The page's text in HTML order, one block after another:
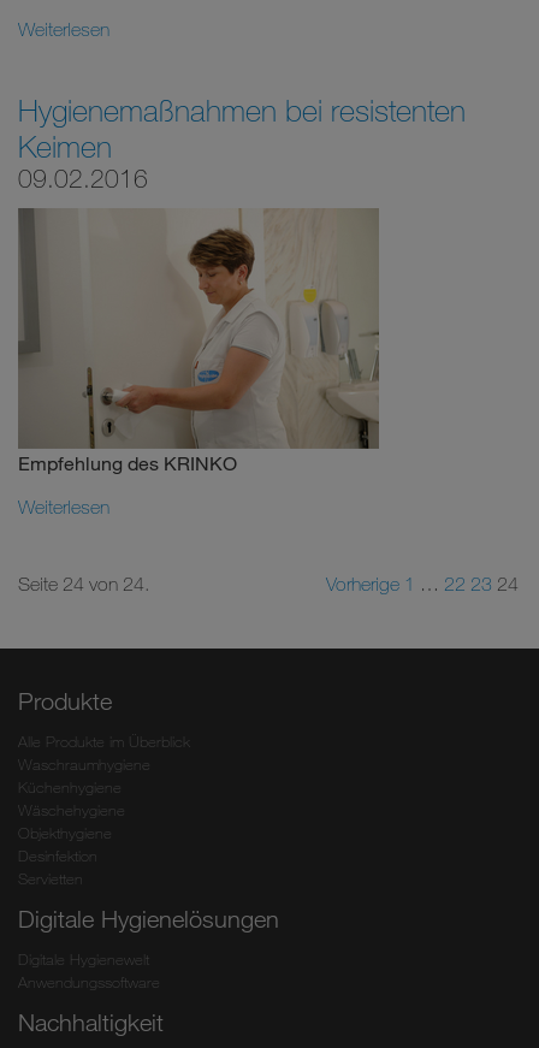
Weiterlesen
Hygienemaßnahmen bei resistenten
Keimen
09.02.2016
Empfehlung des KRINKO
Weiterlesen
Seite 24 von 24. Vorherige 1 … 22 23 24
Produkte
Alle Produkte im Überblick
Waschraumhygiene
Küchenhygiene
Wäschehygiene
Objekthygiene
Desinfektion
Servietten
Digitale Hygienelösungen
Digitale Hygienewelt
Anwendungssoftware
Nachhaltigkeit